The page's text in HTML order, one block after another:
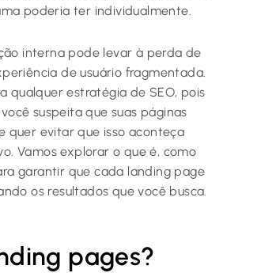
poderia ter individualmente.
interna pode levar à perda de
de usuário fragmentada.
qualquer estratégia de SEO, pois
suspeita que suas páginas
quer evitar que isso aconteça
Vamos explorar o que é, como
garantir que cada landing page
os resultados que você busca.
pages?